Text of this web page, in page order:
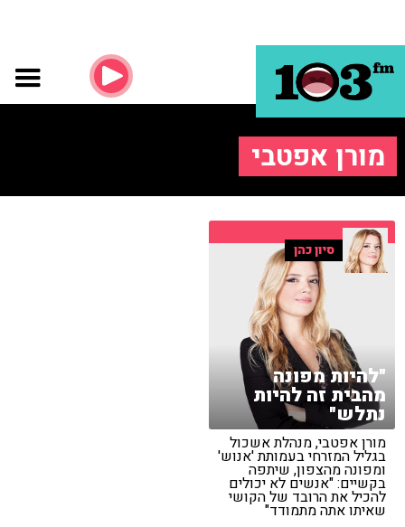
מורן אפטבי
סיון כהן
"להיות מפונה
מהבית זה להיות
נתלש"
מורן אפטבי, מנהלת אשכול
בגליל המזרחי בעמותת 'אנוש'
ומפונה מהצפון, שיתפה
בקשיים: "אנשים לא יכולים
להכיל את הרובד של הקושי
שאיתו אתה מתמודד"